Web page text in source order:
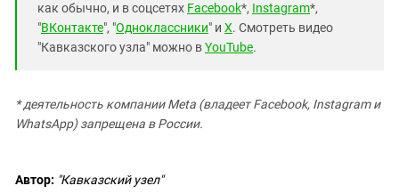
как обычно, и в соцсетях Facebook*, Instagram*,
"ВКонтакте", "Одноклассники" и X. Смотреть видео
"Кавказского узла" можно вYouTube.
* деятельность компании Meta (владеет Facebook, Instagram и
WhatsApp) запрещена в России.
Автор: "Кавказский узел"